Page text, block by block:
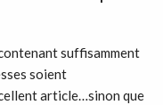
suffisamment
soient
article…sinon que